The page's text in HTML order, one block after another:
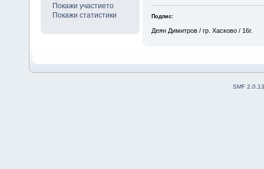
Покажи участието
Покажи статистики
Подпис:
Деян Димитров / гр. Хасково / 16г.
SMF 2.0.13